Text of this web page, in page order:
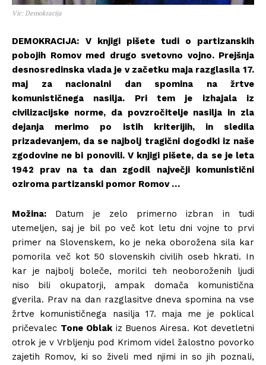
Vir: Demokracija
DEMOKRACIJA:
V knjigi pišete tudi o partizanskih
pobojih Romov med drugo svetovno vojno. Prejšnja
desnosredinska vlada je v začetku maja razglasila 17.
maj za nacionalni dan spomina na žrtve
komunističnega nasilja. Pri tem je izhajala iz
civilizacijske norme, da povzročitelje nasilja in zla
dejanja merimo po istih kriterijih, in sledila
prizadevanjem, da se najbolj tragični dogodki iz naše
zgodovine ne bi ponovili. V knjigi pišete, da se je leta
1942 prav na ta dan zgodil največji komunistični
oziroma partizanski pomor Romov …
Možina: Datum je zelo primerno izbran in tudi
utemeljen, saj je bil po več kot letu dni vojne to prvi
primer na Slovenskem, ko je neka oborožena sila kar
pomorila več kot 50 slovenskih civilih oseb hkrati. In
kar je najbolj boleče, morilci teh neoboroženih ljudi
niso bili okupatorji, ampak domača komunistična
gverila. Prav na dan razglasitve dneva spomina na vse
žrtve komunističnega nasilja 17. maja me je poklical
pričevalec Tone Oblakiz Buenos Airesa. Kot devetletni
otrok je v Vrbljenju pod Krimom videl žalostno povorko
zajetih Romov, ki so živeli med njimi in so jih poznali,